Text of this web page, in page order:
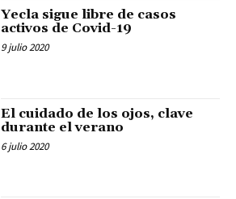
Yecla sigue libre de casos
activos de Covid-19
9 julio 2020
El cuidado de los ojos, clave
durante el verano
6 julio 2020